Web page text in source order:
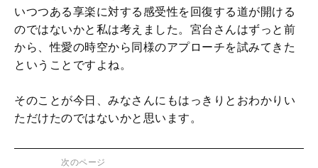
いつつある享楽に対する感受性を回復する道が開ける
のではないかと私は考えました。宮台さんはずっと前
から、性愛の時空から同様のアプローチを試みてきた
ということですよね。
そのことが今日、みなさんにもはっきりとおわかりい
ただけたのではないかと思います。
次のページ